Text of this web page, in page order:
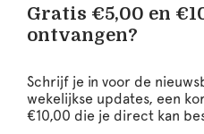
Gratis €5,00 en
ontvangen?
Schrijf je in voor de
wekelijkse updates, een
€10,00 die je direct kan